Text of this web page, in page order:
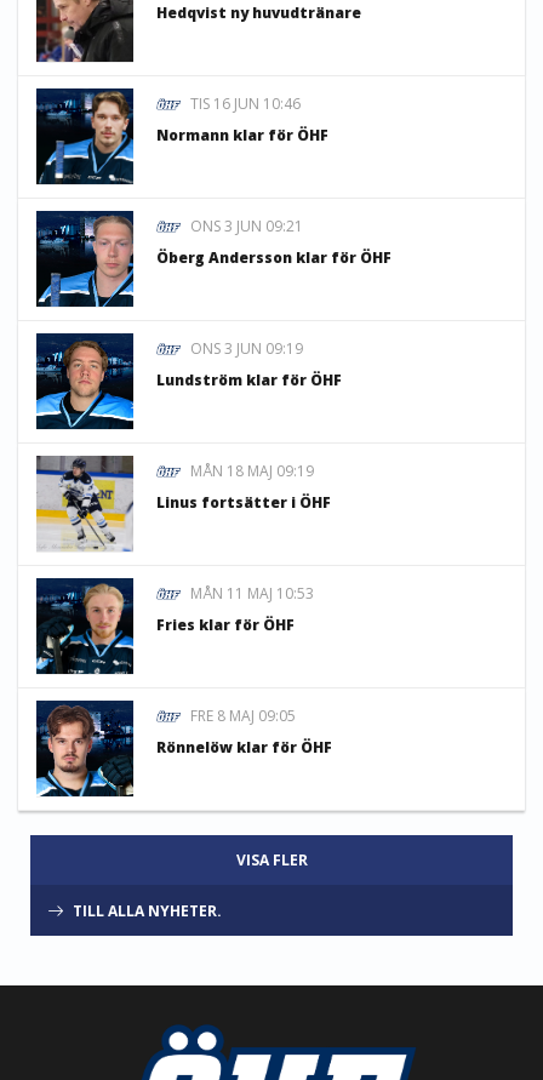
Hedqvist ny huvudtränare
TIS 16 JUN 10:46
Normann klar för ÖHF
ONS 3 JUN 09:21
Öberg Andersson klar för ÖHF
ONS 3 JUN 09:19
Lundström klar för ÖHF
MÅN 18 MAJ 09:19
Linus fortsätter i ÖHF
MÅN 11 MAJ 10:53
Fries klar för ÖHF
FRE 8 MAJ 09:05
Rönnelöw klar för ÖHF
VISA FLER
TILL ALLA NYHETER.